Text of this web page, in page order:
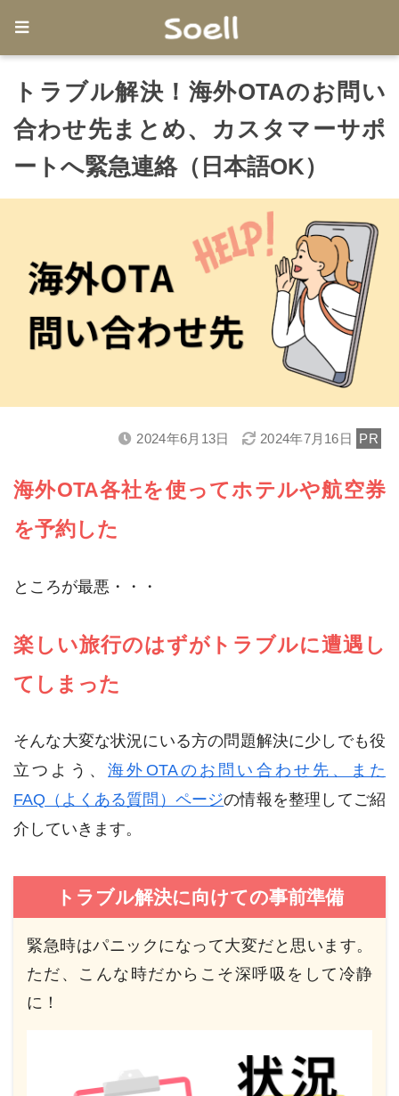
トラブル解決！海外OTAのお問い
合わせ先まとめ、カスタマーサポ
ートへ緊急連絡（日本語OK）
2024年6月13日 2024年7月16日 PR
海外OTA各社を使ってホテルや航空券
を予約した
ところが最悪・・・
楽しい旅行のはずがトラブルに遭遇し
てしまった
そんな大変な状況にいる方の問題解決に少しでも役
立つよう、海外OTAのお問い合わせ先、また
FAQ（よくある質問）ページの情報を整理してご紹
介していきます。
トラブル解決に向けての事前準備
緊急時はパニックになって大変だと思います。
ただ、こんな時だからこそ深呼吸をして冷静
に！